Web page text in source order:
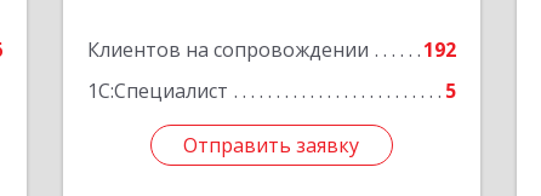
Клиентов на сопровождении
192
1С:Специалист
5
Отправить заявку
Отправить заявку